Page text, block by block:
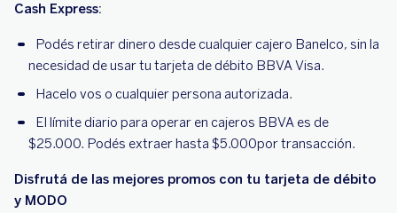
Cash Express:
Podés retirar dinero desde cualquier cajero Banelco, sin la
necesidad de usar tu tarjeta de débito BBVA Visa.
Hacelo vos o cualquier persona autorizada.
El límite diario para operar en cajeros BBVA es de
$25.000. Podés extraer hasta $5.000por transacción.
Disfrutá de las mejores promos con tu tarjeta de débito
y MODO